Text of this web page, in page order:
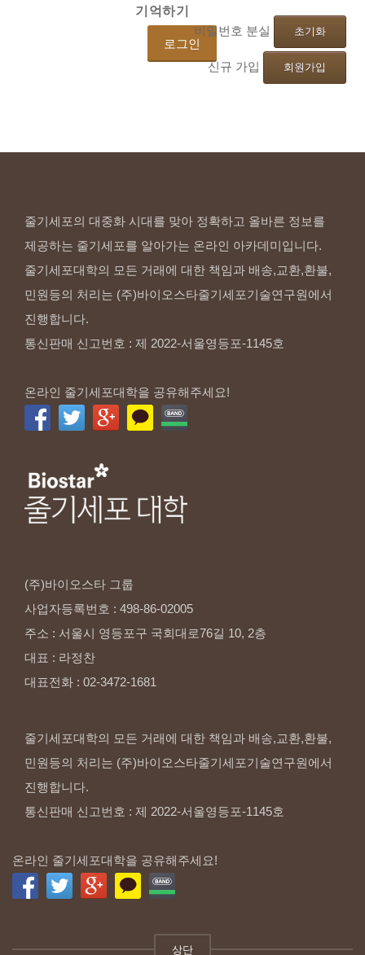
기억하기
비밀번호 분실 초기화
신규 가입 회원가입
줄기세포의 대중화 시대를 맞아 정확하고 올바른 정보를
제공하는 줄기세포를 알아가는 온라인 아카데미입니다.
줄기세포대학의 모든 거래에 대한 책임과 배송,교환,환불,
민원등의 처리는 (주)바이오스타줄기세포기술연구원에서
진행합니다.
통신판매 신고번호 : 제 2022-서울영등포-1145호
온라인 줄기세포대학을 공유해주세요!
(주)바이오스타 그룹
사업자등록번호 : 498-86-02005
주소 : 서울시 영등포구 국회대로76길 10, 2층
대표 : 라정찬
대표전화 : 02-3472-1681
줄기세포대학의 모든 거래에 대한 책임과 배송,교환,환불,
민원등의 처리는 (주)바이오스타줄기세포기술연구원에서
진행합니다.
통신판매 신고번호 : 제 2022-서울영등포-1145호
온라인 줄기세포대학을 공유해주세요!
상단